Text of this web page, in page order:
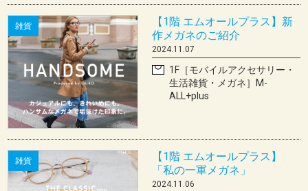
雑貨
【1階 エムオールプラス】新
作メガネのご紹介
2024.11.07
1F［モバイルアクセサリー・
生活雑貨・メガネ］M-
ALL+plus
雑貨
【1階 エムオールプラス】
「私の一軍メガネ」
2024.11.06